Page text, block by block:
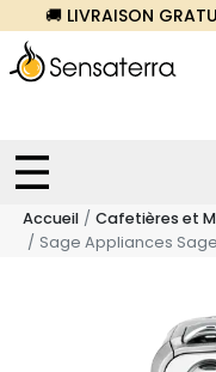
🚚 LIVRAISON
Accueil Cafetières et
Sage Appliances